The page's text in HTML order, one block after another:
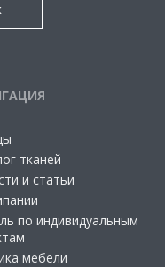
тканей
и статьи
по индивидуальным
мебели